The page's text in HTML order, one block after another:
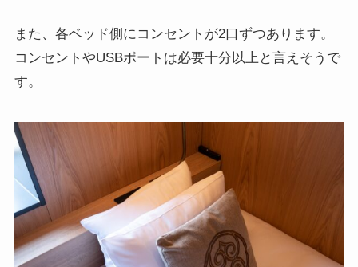
また、各ベッド側にコンセントが2口ずつあります。
コンセントやUSBポートは必要十分以上と言えそうで
す。